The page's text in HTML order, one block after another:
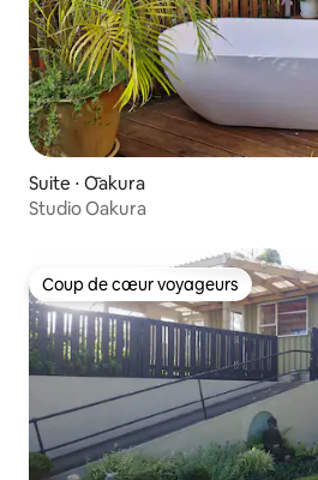
Suite ⋅ Ōakura
Studio Oakura
Coup de cœur voyageurs
Coup de cœur voyageurs